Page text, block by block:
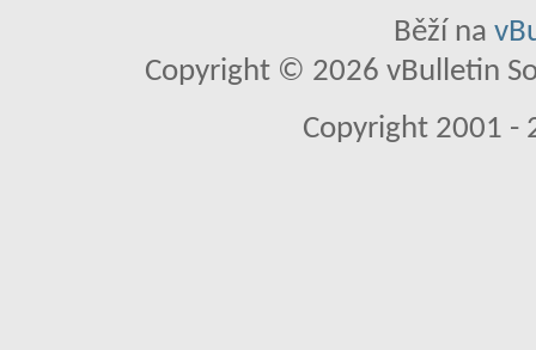
Běží na
Copyright © 2026 vBulletin
Copyright 2001 -